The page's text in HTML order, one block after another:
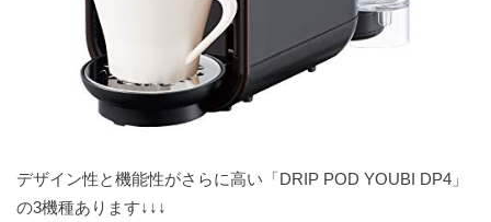
デザイン性と機能性がさらに高い「DRIP POD YOUBI DP4」
の3機種あります↓↓↓